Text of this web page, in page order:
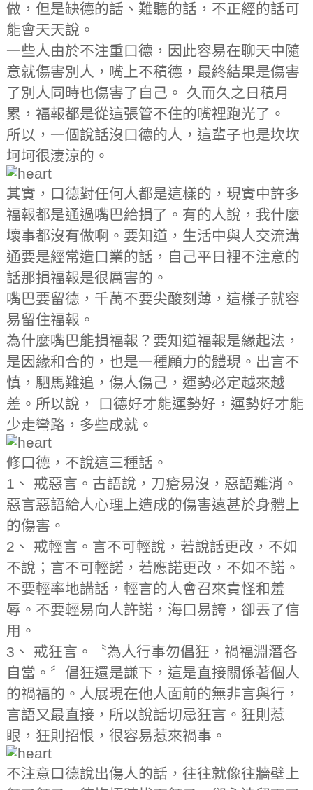
做，但是缺德的話、難聽的話，不正經的話可
能會天天說。
一些人由於不注重口德，因此容易在聊天中隨
意就傷害別人，嘴上不積德，最終結果是傷害
了別人同時也傷害了自己。 久而久之日積月
累，福報都是從這張管不住的嘴裡跑光了。
所以，一個說話沒口德的人，這輩子也是坎坎
坷坷很淒涼的。
其實，口德對任何人都是這樣的，現實中許多
福報都是通過嘴巴給損了。有的人說，我什麼
壞事都沒有做啊。要知道，生活中與人交流溝
通要是經常造口業的話，自己平日裡不注意的
話那損福報是很厲害的。
嘴巴要留德，千萬不要尖酸刻薄，這樣子就容
易留住福報。
為什麼嘴巴能損福報？要知道福報是緣起法，
是因緣和合的，也是一種願力的體現。出言不
慎，駟馬難追，傷人傷己，運勢必定越來越
差。所以說， 口德好才能運勢好，運勢好才能
少走彎路，多些成就。
修口德，不說這三種話。
1、 戒惡言。古語說，刀瘡易沒，惡語難消。
惡言惡語給人心理上造成的傷害遠甚於身體上
的傷害。
2、 戒輕言。言不可輕說，若說話更改，不如
不說；言不可輕諾，若應諾更改，不如不諾。
不要輕率地講話，輕言的人會召來責怪和羞
辱。不要輕易向人許諾，海口易誇，卻丟了信
用。
3、 戒狂言。〝為人行事勿倡狂，禍福淵潛各
自當。〞倡狂還是謙下，這是直接關係著個人
的禍福的。人展現在他人面前的無非言與行，
言語又最直接，所以說話切忌狂言。狂則惹
眼，狂則招恨，很容易惹來禍事。
不注意口德說出傷人的話，往往就像往牆壁上